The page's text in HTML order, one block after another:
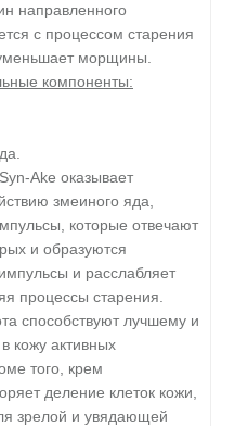
направленного
с процессом старения
морщины.
компоненты:
Ake оказывает
змеиного яда,
которые отвечают
и образуются
и расслабляет
процессы старения.
способствуют лучшему и
кожу активных
того, крем
деление клеток кожи,
зрелой и увядающей